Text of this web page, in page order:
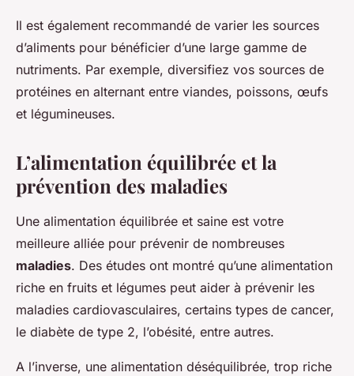
Il est également recommandé de varier les sources
d’aliments pour bénéficier d’une large gamme de
nutriments. Par exemple, diversifiez vos sources de
protéines en alternant entre viandes, poissons, œufs
et légumineuses.
L’alimentation équilibrée et la
prévention des maladies
Une alimentation équilibrée et saine est votre
meilleure alliée pour prévenir de nombreuses
maladies. Des études ont montré qu’une alimentation
riche en fruits et légumes peut aider à prévenir les
maladies cardiovasculaires, certains types de cancer,
le diabète de type 2, l’obésité, entre autres.
A l’inverse, une alimentation déséquilibrée, trop riche